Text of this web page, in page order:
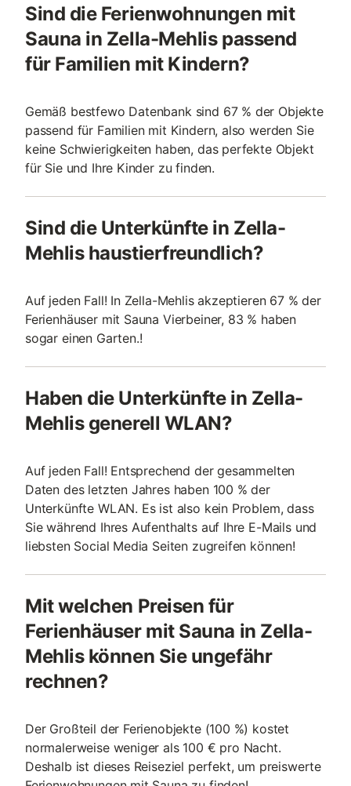
Sind die Ferienwohnungen mit
Sauna in Zella-Mehlis passend
für Familien mit Kindern?
Gemäß bestfewo Datenbank sind 67 % der Objekte
passend für Familien mit Kindern, also werden Sie
keine Schwierigkeiten haben, das perfekte Objekt
für Sie und Ihre Kinder zu finden.
Sind die Unterkünfte in Zella-
Mehlis haustierfreundlich?
Auf jeden Fall! In Zella-Mehlis akzeptieren 67 % der
Ferienhäuser mit Sauna Vierbeiner, 83 % haben
sogar einen Garten.!
Haben die Unterkünfte in Zella-
Mehlis generell WLAN?
Auf jeden Fall! Entsprechend der gesammelten
Daten des letzten Jahres haben 100 % der
Unterkünfte WLAN. Es ist also kein Problem, dass
Sie während Ihres Aufenthalts auf Ihre E-Mails und
liebsten Social Media Seiten zugreifen können!
Mit welchen Preisen für
Ferienhäuser mit Sauna in Zella-
Mehlis können Sie ungefähr
rechnen?
Der Großteil der Ferienobjekte (100 %) kostet
normalerweise weniger als 100 € pro Nacht.
Deshalb ist dieses Reiseziel perfekt, um preiswerte